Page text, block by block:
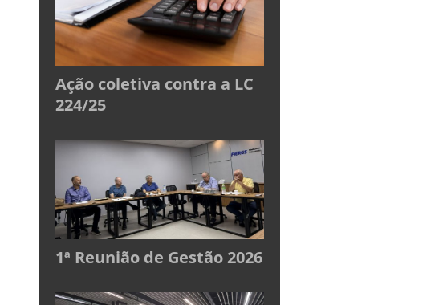
Ação coletiva contra a LC
224/25
1ª Reunião de Gestão 2026